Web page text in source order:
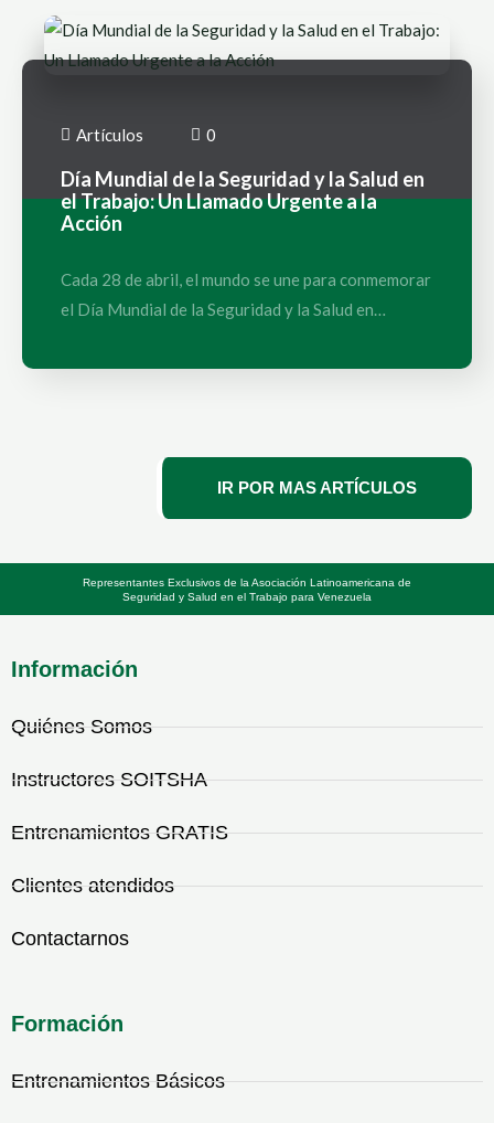
Artículos 0
Día Mundial de la Seguridad y la Salud en
el Trabajo: Un Llamado Urgente a la
Acción
Cada 28 de abril, el mundo se une para conmemorar
el Día Mundial de la Seguridad y la Salud en…
IR POR MAS ARTÍCULOS
Representantes Exclusivos de la Asociación Latinoamericana de
Seguridad y Salud en el Trabajo para Venezuela
Información
Quiénes Somos
Instructores SOITSHA
Entrenamientos GRATIS
Clientes atendidos
Contactarnos
Formación
Entrenamientos Básicos